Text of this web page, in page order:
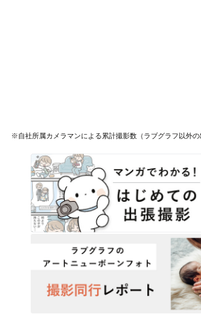
※自社所属カメラマンによる累計撮影数（ラブグラフ以外の